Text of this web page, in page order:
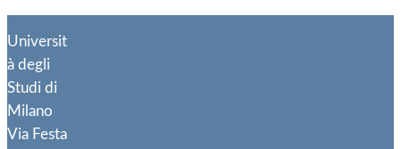
Universit
à degli
Studi di
Milano
Via Festa